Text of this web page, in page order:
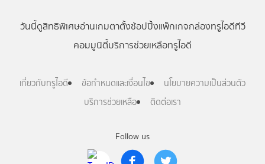
Follow us
วันนี้ดูสิทธิพิเศษอ่านเกมตาตั้งช้อปปิ้งแพ็กเกจกล่องทรูไอดีทีวี
คอมมูนิตี้บริการช่วยเหลือทรูไอดี
เกี่ยวกับทรูไอดี ข้อกำหนดและเงื่อนไข
นโยบายความเป็นส่วนตัว
บริการช่วยเหลือ
ติดต่อเรา